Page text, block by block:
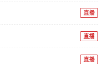
直播
直播
直播